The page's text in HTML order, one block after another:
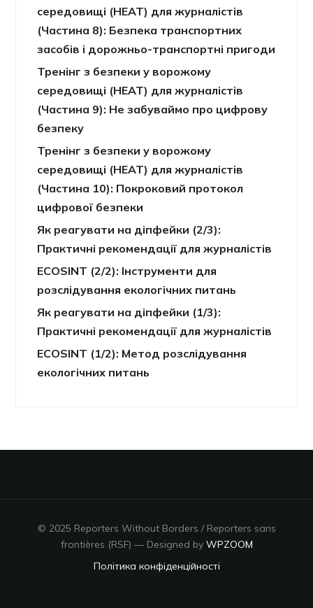
середовищі (HEAT) для журналістів
(Частина 8): Безпека транспортних
засобів і дорожньо-транспортні пригоди
Тренінг з безпеки у ворожому
середовищі (HEAT) для журналістів
(Частина 9): Не забуваймо про цифрову
безпеку
Тренінг з безпеки у ворожому
середовищі (HEAT) для журналістів
(Частина 10): Покроковий протокол
цифрової безпеки
Як реагувати на діпфейки (2/3):
Практичні рекомендації для журналістів
ECOSINT (2/2): Інструменти для
розслідування екологічних питань
Як реагувати на діпфейки (1/3):
Практичні рекомендації для журналістів
ECOSINT (1/2): Метод розслідування
екологічних питань
© 2025 Reporters Without Borders / Reporters sans
frontières (RSF) — Designed by WPZOOM
Політика конфіденційності